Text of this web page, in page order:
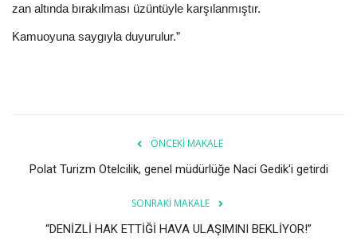
zan altında bırakılması üzüntüyle karşılanmıştır.
Kamuoyuna saygıyla duyurulur.”
ÖNCEKI MAKALE
Polat Turizm Otelcilik, genel müdürlüğe Naci Gedik'i getirdi
SONRAKI MAKALE
“DENİZLİ HAK ETTİĞİ HAVA ULAŞIMINI BEKLİYOR!”